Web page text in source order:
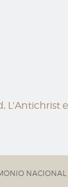
L'Antichrist
NACIONAL